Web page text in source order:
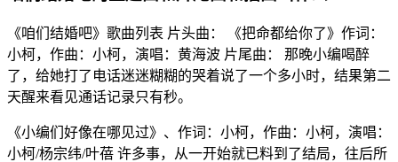
《咱们结婚吧》歌曲列表 片头曲： 《把命都给你了》作词：
小柯，作曲：小柯，演唱：黄海波 片尾曲： 那晚小编喝醉
了，给她打了电话迷迷糊糊的哭着说了一个多小时，结果第二
天醒来看见通话记录只有秒。
《小编们好像在哪见过》、作词：小柯，作曲：小柯，演唱：
小柯/杨宗纬/叶蓓 许多事，从一开始就已料到了结局，往后所